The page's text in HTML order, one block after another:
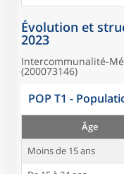
Évolution et
2023
Intercommunalité-
(200073146)
POP T1 -
Âge
Moins de 15 ans